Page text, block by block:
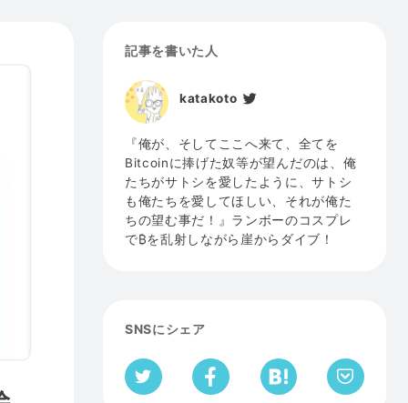
記事を書いた人
katakoto
『俺が、そしてここへ来て、全てを
Bitcoinに捧げた奴等が望んだのは、俺
たちがサトシを愛したように、サトシ
も俺たちを愛してほしい、それが俺た
ちの望む事だ！』ランボーのコスプレ
で₿を乱射しながら崖からダイブ！
SNSにシェア